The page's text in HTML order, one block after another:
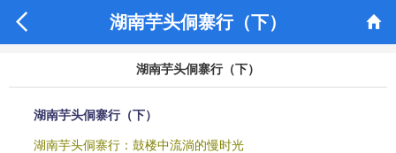
 湖南芋头侗寨行（下） 
湖南芋头侗寨行（下）
湖南芋头侗寨行（下）
湖南芋头侗寨行：鼓楼中流淌的慢时光